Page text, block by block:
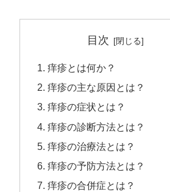
目次
痒疹とは何か？
痒疹の主な原因とは？
痒疹の症状とは？
痒疹の診断方法とは？
痒疹の治療法とは？
痒疹の予防方法とは？
痒疹の合併症とは？